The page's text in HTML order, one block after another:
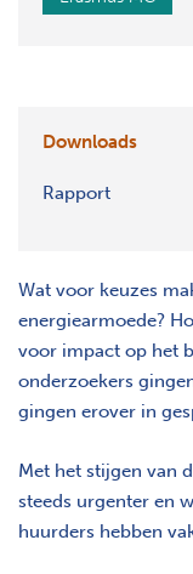
Downloads
Rapport
Wat voor keuzes
energiearmoede?
voor impact op het
onderzoekers
gingen erover in
Met het stijgen van
steeds urgenter en
huurders hebben